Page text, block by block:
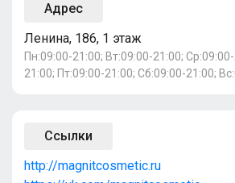
Адрес
Ленина, 186, 1 этаж
Пн:09:00-21:00; Вт:09:00-21:00;
21:00; Пт:09:00-21:00; Сб:09:00-21:00;
Ссылки
http://magnitcosmetic.ru